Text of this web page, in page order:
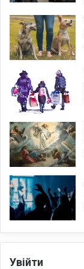
Увійти